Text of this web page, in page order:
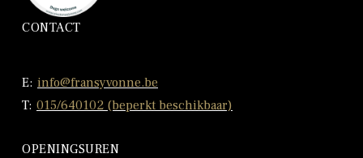
CONTACT
E: info@fransyvonne.be
T: 015/640102 (beperkt beschikbaar)
OPENINGSUREN